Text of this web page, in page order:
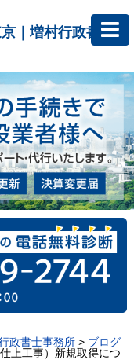
｜増村行政書士
政書士事務所> ブログ
上工事）新規取得につ